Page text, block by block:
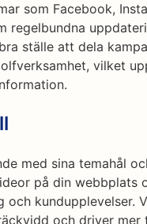
som Facebook,
regelbundna
ställe att dela
vilket
med sina temahål
på din webbplats
kundupplevelser.
och driver